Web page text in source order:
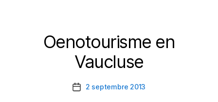
Catégories
Oenotourisme en
Vaucluse
Date2 septembre 2013